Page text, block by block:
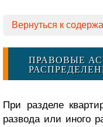
Вернуться к
ПРАВОВЫЕ
При разделе
развода или иного